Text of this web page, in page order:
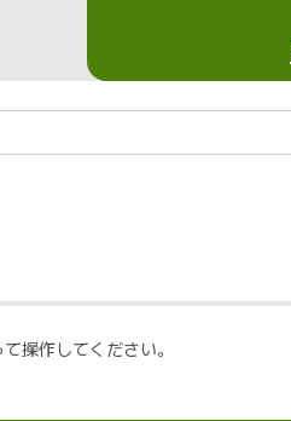
操作してください。